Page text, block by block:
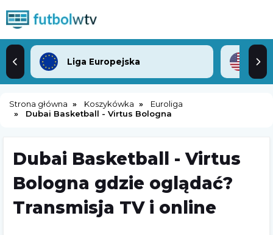
Liga Europejska
Strona główna Koszykówka
Euroliga
Dubai Basketball - Virtus Bologna
Dubai Basketball - Virtus
Bologna gdzie oglądać?
Transmisja TV i online